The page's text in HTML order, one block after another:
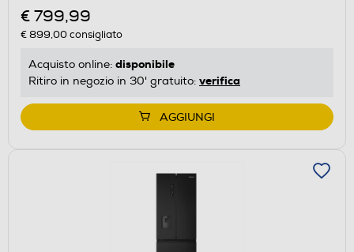
€ 799,99
€ 899,00consigliato
Acquisto online: disponibile
Ritiro in negozio in 30' gratuito: verifica
AGGIUNGI